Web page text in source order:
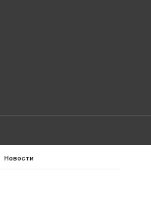
Новости